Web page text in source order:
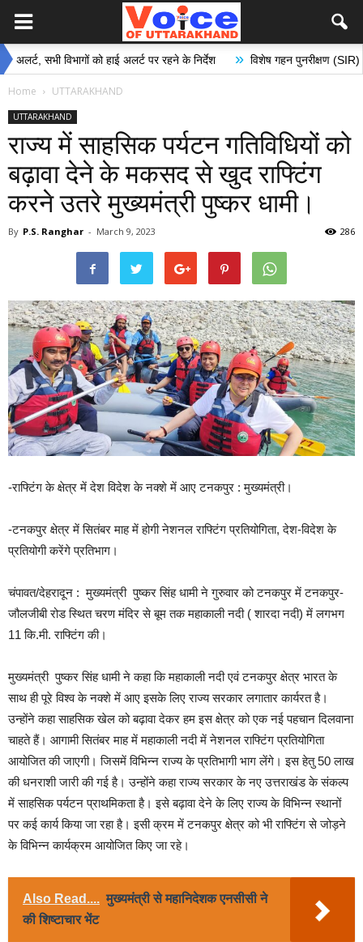
विभागों को हाई अलर्ट पर रहने के निर्देश » विशेष गहन पुनरीक्षण (SIR) अभियान
Home UTTARAKHAND
UTTARAKHAND
राज्य में साहसिक पर्यटन गतिविधियों को
बढ़ावा देने के मकसद से खुद राफ्टिंग
करने उतरे मुख्यमंत्री पुष्कर धामी।
By P.S. Ranghar - March 9, 2023 286
-राफ्टिंग के क्षेत्र में देश विदेश के नक्शे में आए टनकपुर : मुख्यमंत्री।
-टनकपुर क्षेत्र में सितंबर माह में होगी नेशनल राफ्टिंग प्रतियोगिता, देश-विदेश के
प्रतियोगी करेंगे प्रतिभाग।
चंपावत/देहरादून : मुख्यमंत्री पुष्कर सिंह धामी ने गुरुवार को टनकपुर में टनकपुर-
जौलजीबी रोड स्थित चरण मंदिर से बूम तक महाकाली नदी ( शारदा नदी) में लगभग
11 कि.मी. राफ्टिंग की।
मुख्यमंत्री पुष्कर सिंह धामी ने कहा कि महाकाली नदी एवं टनकपुर क्षेत्र भारत के
साथ ही पूरे विश्व के नक्शे में आए इसके लिए राज्य सरकार लगातार कार्यरत है।
उन्होंने कहा साहसिक खेल को बढ़ावा देकर हम इस क्षेत्र को एक नई पहचान दिलवाना
चाहते हैं। आगामी सितंबर माह में महाकाली नदी में नेशनल राफ्टिंग प्रतियोगिता
आयोजित की जाएगी। जिसमें विभिन्न राज्य के प्रतिभागी भाग लेंगे। इस हेतु 50 लाख
की धनराशी जारी की गई है। उन्होंने कहा राज्य सरकार के नए उत्तराखंड के संकल्प
में साहसिक पर्यटन प्राथमिकता है। इसे बढ़ावा देने के लिए राज्य के विभिन्न स्थानों
पर कई कार्य किया जा रहा है। इसी क्रम में टनकपुर क्षेत्र को भी राफ्टिंग से जोड़ने
के विभिन्न कार्यक्रम आयोजित किए जा रहे।
Also Read.... मुख्यमंत्री से महानिदेशक एनसीसी ने
की शिष्टाचार भेंट